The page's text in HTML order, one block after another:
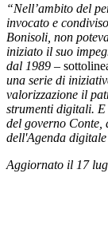
“Nell’ambito del
invocato e
Bonisoli, non
iniziato il suo
dal 1989 –
una serie di
valorizzazione il
strumenti digitali.
del governo
dell'Agenda
Aggiornato il 17